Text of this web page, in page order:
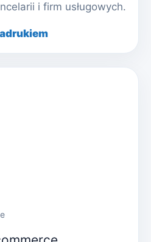
i firm usługowych.